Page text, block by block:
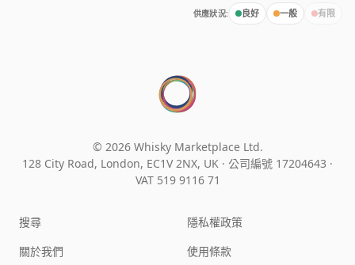
供應狀況: 良好 一般 有限
© 2026 Whisky Marketplace Ltd.
128 City Road, London, EC1V 2NX, UK · 公司編號 17204643 ·
VAT 519 9116 71
搜尋
關於我們
隱私權政策
使用條款